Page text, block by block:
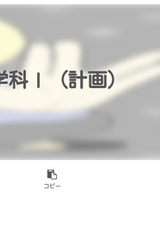
Ⅰ（計画）
コピー